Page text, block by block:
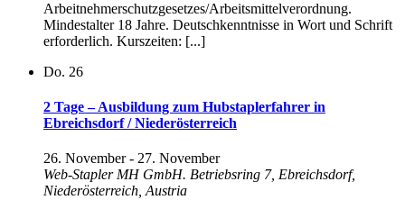
Arbeitnehmerschutzgesetzes/Arbeitsmittelverordnung.
Mindestalter 18 Jahre. Deutschkenntnisse in Wort und Schrift
erforderlich. Kurszeiten: [...]
Do. 26
2 Tage – Ausbildung zum Hubstaplerfahrer in
Ebreichsdorf / Niederösterreich
26. November- 27. November
Web-Stapler MH GmbH. Betriebsring 7, Ebreichsdorf,
Niederösterreich, Austria